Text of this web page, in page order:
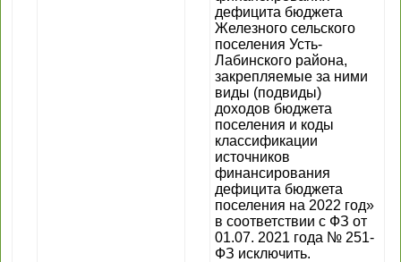
дефицита бюджета
Железного сельского
поселения Усть-
Лабинского района,
закрепляемые за ними
виды (подвиды)
доходов бюджета
поселения и коды
классификации
источников
финансирования
дефицита бюджета
поселения на 2022 год»
в соответствии с ФЗ от
01.07. 2021 года № 251-
ФЗ исключить.